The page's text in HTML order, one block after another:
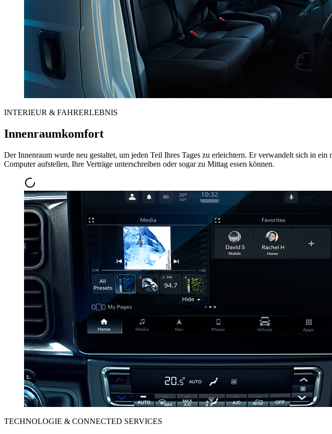
INTERIEUR & FAHRERLEBNIS
Innenraumkomfort
Der Innenraum wurde neu gestaltet, um jeden Teil Ihres Tages zu erleichtern. Er verwandelt sich in
Computer aufstellen, Ihre Verträge unterschreiben oder sogar zu Mittag essen können.
TECHNOLOGIE & CONNECTED SERVICES